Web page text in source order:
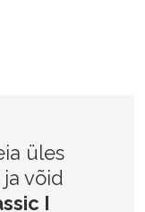
üles
võid
I